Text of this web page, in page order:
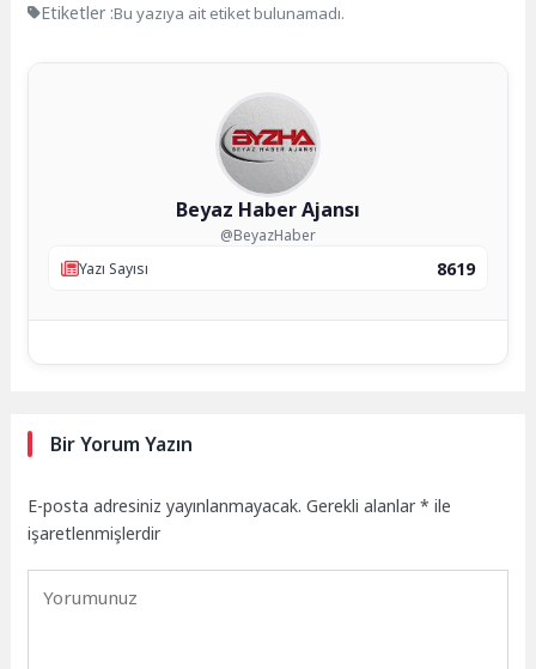
Etiketler :Bu yazıya ait etiket bulunamadı.
Beyaz Haber Ajansı
@BeyazHaber
Yazı Sayısı
8619
Bir Yorum Yazın
E-posta adresiniz yayınlanmayacak. Gerekli alanlar* ile
işaretlenmişlerdir